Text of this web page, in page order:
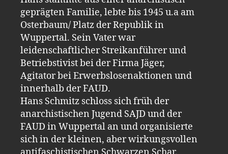
geprägten Familie, lebte bis 1945 u.a am
Osterbaum/ Platz der Republik in
Wuppertal. Sein Vater war
leidenschaftlicher Streikanführer und
Betriebstivist bei der Firma Jäger,
Agitator bei Erwerbslosenaktionen und
innerhalb der FAUD.
Hans Schmitz schloss sich früh der
anarchistischen Jugend SAJD und der
FAUD in Wuppertal an und organisierte
sich in der kleinen, aber wirkungsvollen